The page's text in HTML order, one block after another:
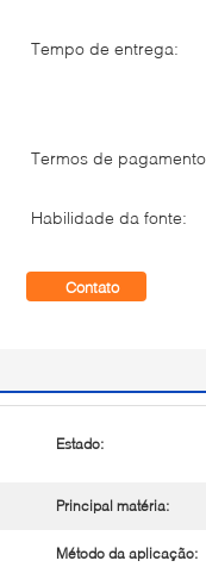
Tempo de entrega:
Termos de
Habilidade da fonte:
Contato
Estado:
Principal matéria:
Método da aplicação: